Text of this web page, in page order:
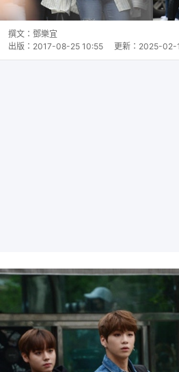
撰文： 鄧樂宜
出版： 2017-08-25 10:55 更新： 2025-02-